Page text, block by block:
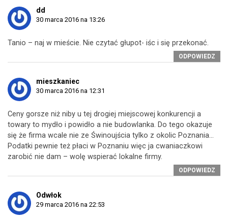
dd
30 marca 2016 na 13:26
Tanio – naj w mieście. Nie czytać głupot- iśc i się przekonać.
ODPOWIEDZ
mieszkaniec
30 marca 2016 na 12:31
Ceny gorsze niż niby u tej drogiej miejscowej konkurencji a
towary to mydło i powidło a nie budowlanka. Do tego okazuje
się że firma wcale nie ze Świnoujścia tylko z okolic Poznania…
Podatki pewnie też płaci w Poznaniu więc ja cwaniaczkowi
zarobić nie dam – wolę wspierać lokalne firmy.
ODPOWIEDZ
Odwłok
29 marca 2016 na 22:53